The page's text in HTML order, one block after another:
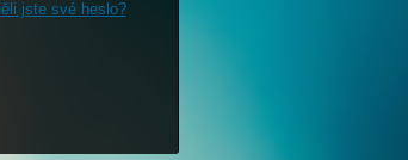
jste své heslo?